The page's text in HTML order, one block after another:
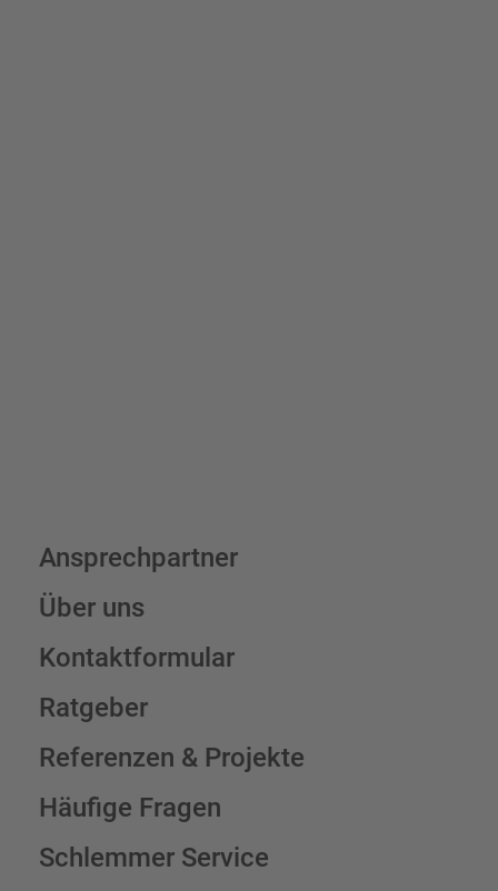
Ansprechpartner
Über uns
Kontaktformular
Ratgeber
Referenzen & Projekte
Häufige Fragen
Schlemmer Service